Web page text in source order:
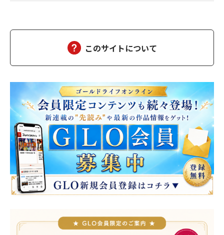
ん、幸せになった）夫の雅彦は、相変わらず口数は多くな…
このサイトについて